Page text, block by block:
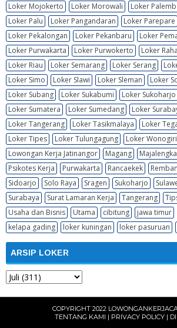
Loker Mojokerto
Loker Morowali Loker
Loker Palu
Loker Pangandaran Loker Parepare
Loker Pekalongan
Loker Pekanbaru
Loker
Loker Purwakarta
Loker Purwokerto Loker Raha
Loker Riau
Loker Semarang Loker Serang
Loker Simo
Loker Slawi Loker Sleman Loker
Loker Subang
Loker Sukabumi Loker Sukoharjo
Loker Sumatera
Loker Sumedang Loker
Loker Tangerang
Loker Tasikmalaya Loker
Loker Tipes
Loker Tulungagung Loker Wonogiri
Lowongan Kerja Jatinangor
Magang Majalengka
Psikotes Kerja
Purwakarta Rancaekek
Sidoarjo
Solo Raya Sragen Sukoharjo
Surabaya
Surat Lamaran Kerja Tangerang
Usaha dan Bisnis
Utama cibitung jawa timur
kelapa gading
loker kuningan loker pasuruan
ARSIP LOKER
COPYRIGHT 2022
TENTANG KAMI | PRIVACY POLICY|